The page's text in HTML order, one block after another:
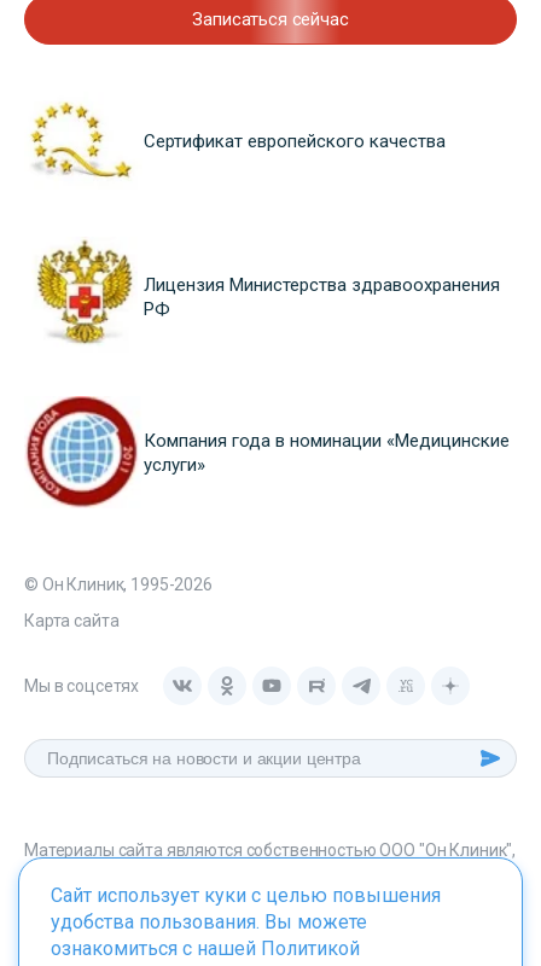
Записаться сейчас
Сертификат европейского качества
Лицензия Министерства здравоохранения
РФ
Компания года в номинации «Медицинские
услуги»
© Он Клиник, 1995-2026
Карта сайта
Мы в соцсетях
Материалы сайта являются собственностью ООО "Он Клиник",
запрещено в соответствии со статьей 1259 ГК. РФ.
Сайт использует куки с целью повышения
удобства пользования. Вы можете
ознакомиться с нашей Политикой